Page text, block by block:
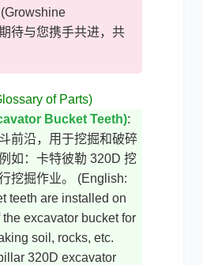
待与您携手共进，共
of Parts)
Bucket Teeth):
前沿，用于挖掘和破碎
如：卡特彼勒 320D 挖
挖掘作业。 (English:
teeth are installed on
excavator bucket for
soil, rocks, etc.
320D excavator